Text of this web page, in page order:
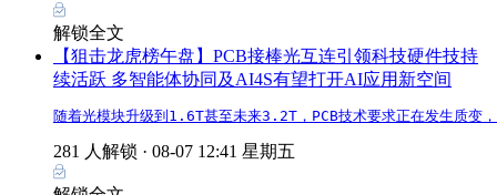
解锁全文
【狙击龙虎榜午盘】PCB接棒光互连引领科技硬件技持
续活跃 多智能体协同及AI4S有望打开AI应用新空间
随着光模块升级到1.6T甚至未来3.2T，PCB技术要求正在发生质变
281 人解锁 · 08-07 12:41 星期五